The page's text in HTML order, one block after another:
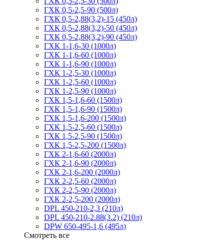
ГХК 0,5-2,5-90 (500л)
ГХК 0,5-2,88(3,2)-15 (450л)
ГХК 0,5-2,88(3,2)-50 (450л)
ГХК 0,5-2,88(3,2)-90 (450л)
ГХК 1-1,6-30 (1000л)
ГХК 1-1,6-60 (1000л)
ГХК 1-1,6-90 (1000л)
ГХК 1-2,5-30 (1000л)
ГХК 1-2,5-60 (1000л)
ГХК 1-2,5-90 (1000л)
ГХК 1,5-1,6-60 (1500л)
ГХК 1,5-1,6-90 (1500л)
ГХК 1,5-1,6-200 (1500л)
ГХК 1,5-2,5-60 (1500л)
ГХК 1,5-2,5-90 (1500л)
ГХК 1,5-2,5-200 (1500л)
ГХК 2-1,6-60 (2000л)
ГХК 2-1,6-90 (2000л)
ГХК 2-1,6-200 (2000л)
ГХК 2-2,5-60 (2000л)
ГХК 2-2,5-90 (2000л)
ГХК 2-2,5-200 (2000л)
DPL 450-210-2,3 (210л)
DPL 450-210-2.88(3.2) (210л)
DPW 650-495-1,6 (495л)
Смотреть все